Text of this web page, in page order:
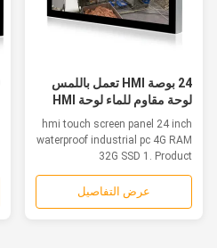
24 بوصة HMI تعمل باللمس
لوحة مقاوم للماء لوحة HMI
الصناعية PC 4G RAM 32G
SSD
hmi touch screen panel 24 inch
waterproof industrial pc 4G RAM
32G SSD 1. Product
description:...
عرض التفاصيل